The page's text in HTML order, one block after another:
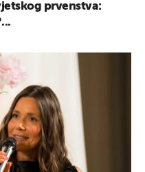
prvenstva: